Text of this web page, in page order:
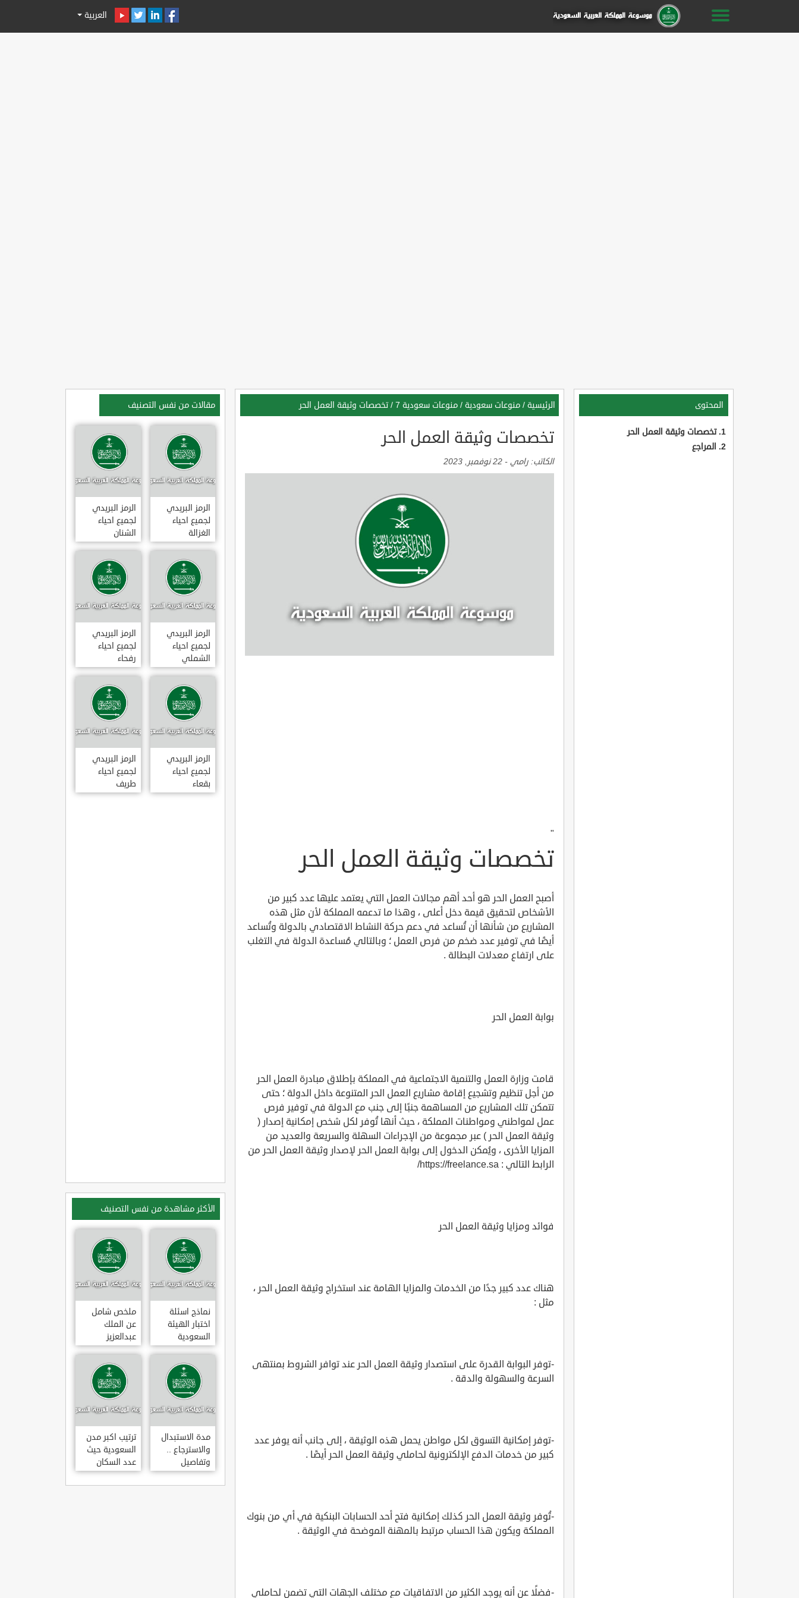
العربية
المحتوى
تخصصات وثيقة العمل الحر
المراجع
الرئيسية / منوعات سعودية / منوعات سعودية 7 / تخصصات وثيقة العمل الحر
تخصصات وثيقة العمل الحر
الكاتب: رامي - 22 نوفمبر, 2023
"
تخصصات وثيقة العمل الحر
أصبح العمل الحر هو أحد أهم مجالات العمل التي يعتمد عليها عدد كبير من
الأشخاص لتحقيق قيمة دخل أعلى ، وهذا ما تدعمه المملكة لأن مثل هذه
المشاريع من شأنها أن تُساعد في دعم حركة النشاط الاقتصادي بالدولة وتُساعد
أيضًا في توفير عدد ضخم من فرص العمل ؛ وبالتالي مُساعدة الدولة في التغلب
على ارتفاع معدلات البطالة .
بوابة العمل الحر
قامت وزارة العمل والتنمية الاجتماعية في المملكة بإطلاق مبادرة العمل الحر
من أجل تنظيم وتشجيع إقامة مشاريع العمل الحر المتنوعة داخل الدولة ؛ حتى
تتمكن تلك المشاريع من المساهمة جنبًا إلى جنب مع الدولة في توفير فرص
عمل لمواطني ومواطنات المملكة ، حيث أنها تُوفر لكل شخص إمكانية إصدار (
وثيقة العمل الحر ) عبر مجموعة من الإجراءات السهلة والسريعة والعديد من
المزايا الأخرى ، ويُمكن الدخول إلى بوابة العمل الحر لإصدار وثيقة العمل الحر من
الرابط التالي : https://freelance.sa/
فوائد ومزايا وثيقة العمل الحر
هناك عدد كبير جدًا من الخدمات والمزايا الهامة عند استخراج وثيقة العمل الحر ،
مثل :
-توفر البوابة القدرة على استصدار وثيقة العمل الحر عند توافر الشروط بمنتهى
السرعة والسهولة والدقة .
-توفر إمكانية التسوق لكل مواطن يحمل هذه الوثيقة ، إلى جانب أنه يوفر عدد
كبير من خدمات الدفع الإلكترونية لحاملي وثيقة العمل الحر أيضًا .
-تُوفر وثيقة العمل الحر كذلك إمكانية فتح أحد الحسابات البنكية في أي من بنوك
المملكة ويكون هذا الحساب مرتبط بالمهنة الموضحة في الوثيقة .
-فضلًا عن أنه يوجد الكثير من الاتفاقيات مع مختلف الجهات التي تضمن لحاملي
مقالات من نفس التصنيف
الرمز البريدي
لجميع احياء
الغزالة
الرمز البريدي
لجميع احياء
الشنان
الرمز البريدي
لجميع احياء
الشملي
الرمز البريدي
لجميع احياء
رفحاء
الرمز البريدي
لجميع احياء
بقعاء
الرمز البريدي
لجميع احياء
طريف
الأكثر مشاهدة من نفس التصنيف
نماذج اسئلة
اختبار الهيئة
السعودية
للتخصصات
الصحية
ملخص شامل
عن الملك
عبدالعزيز
مدة الاستبدال
والاسترجاع ..
وتفاصيل
قانونها حسب
وزارة التجارة
ترتيب اكبر مدن
السعودية حيث
عدد السكان